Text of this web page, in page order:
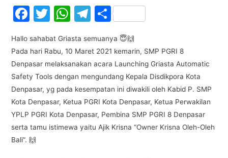
F
c
e
b
o
o
k
T
itt
er
W
at
s
A
p
p
T
e
gr
a
m
S
h
ar
e
Hallo sahabat Griasta semuanya 😇🙌
Pada hari Rabu, 10 Maret 2021 kemarin, SMP PGRI 8
Denpasar melaksanakan acara Launching Griasta Automatic
Safety Tools dengan mengundang Kepala Disdikpora Kota
Denpasar, yg pada kesempatan ini diwakili oleh Kabid P. SMP
Kota Denpasar, Ketua PGRI Kota Denpasar, Ketua Perwakilan
YPLP PGRI Kota Denpasar, Pembina SMP PGRI 8 Denpasar
serta tamu istimewa yaitu Ajik Krisna “Owner Krisna Oleh-Oleh
Bali”. 🙌